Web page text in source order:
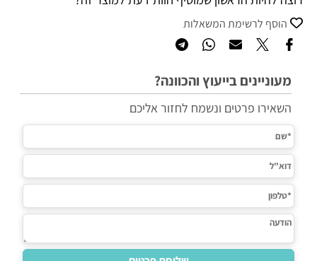
הוסף לרשימת המשאלות
מעוניינים בייעוץ והכוונה?
השאירו פרטים ונשמח לחזור אליכם